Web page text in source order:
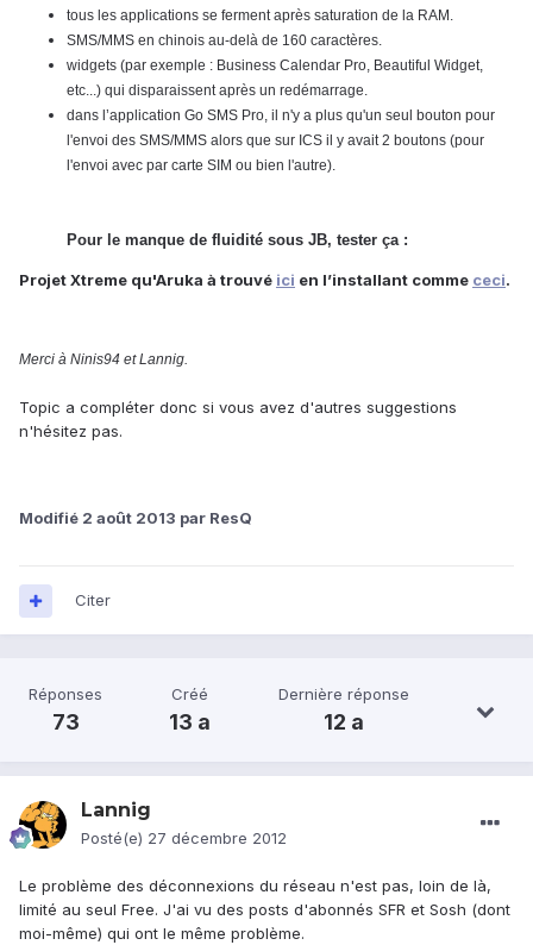
tous les applications se ferment après saturation de la RAM.
SMS/MMS en chinois au-delà de 160 caractères.
widgets (par exemple : Business Calendar Pro, Beautiful Widget,
etc...) qui disparaissent après un redémarrage.
dans l’application Go SMS Pro, il n'y a plus qu'un seul bouton pour
l'envoi des SMS/MMS alors que sur ICS il y avait 2 boutons (pour
l'envoi avec par carte SIM ou bien l'autre).
Pour le manque de fluidité sous JB, tester ça :
Projet Xtreme qu'Aruka à trouvé ici en l’installant comme ceci.
Merci à Ninis94 et Lannig.
Topic a compléter donc si vous avez d'autres suggestions
n'hésitez pas.
Modifié 2 août 2013 par ResQ
Citer
Réponses
73
Créé
13 a
Dernière réponse
12 a
Lannig
Posté(e) 27 décembre 2012
Le problème des déconnexions du réseau n'est pas, loin de là,
limité au seul Free. J'ai vu des posts d'abonnés SFR et Sosh (dont
moi-même) qui ont le même problème.